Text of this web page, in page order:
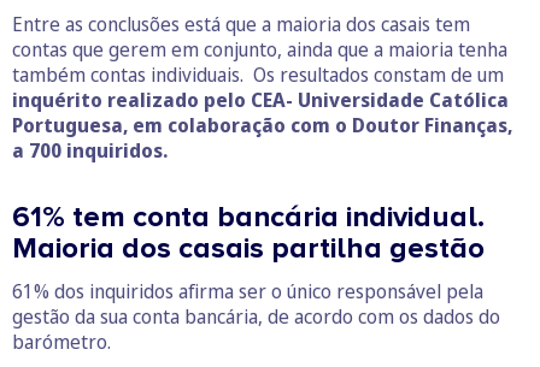
Entre as conclusões está que a maioria dos casais tem
contas que gerem em conjunto, ainda que a maioria tenha
também contas individuais. Os resultados constam de um
inquérito realizado pelo CEA- Universidade Católica
Portuguesa, em colaboração com o Doutor Finanças,
a 700 inquiridos.
61% tem conta bancária individual.
Maioria dos casais partilha gestão
61% dos inquiridos afirma ser o único responsável pela
gestão da sua conta bancária, de acordo com os dados do
barómetro.